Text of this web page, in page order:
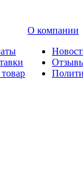
О компании